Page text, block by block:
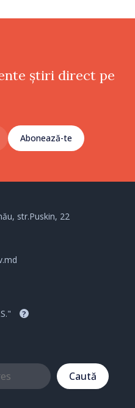
știri direct pe
Abonează-te
str.Puskin, 22
?
Caută